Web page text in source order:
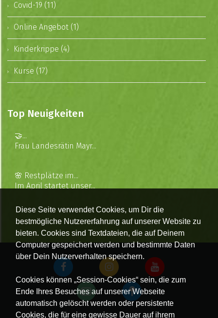
Diese Seite verwendet Cookies, um Dir die
bestmögliche Nutzererfahrung auf unserer Website zu
bieten. Cookies sind Textdateien, die auf Deinem
Computer gespeichert werden und bestimmte Daten
über Dein Nutzerverhalten speichern.
Cookies können „Session-Cookies“ sein, die zum
Ende Ihres Besuches auf unserer Webseite
automatisch gelöscht werden oder persistente
Cookies, die für eine gewisse Dauer auf ihrem
Covid-19 (11)
Online Angebot (1)
Kinderkrippe (4)
Kurse (17)
Top Neuigkeiten
🤝...
Frau Landesrätin Mayr...
🌸 Restplätze im...
Im April startet unser...